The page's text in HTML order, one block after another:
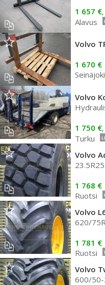
1 657 €,
Alavus
Volvo
1 670 €
Seinäjoki
Volvo
1 750 €,
Turku
Volvo
1 768 €
Ruotsi
Volvo
620/
1 781 €
Ruotsi
Volvo
600/